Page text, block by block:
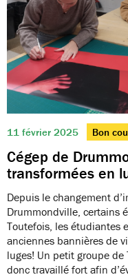
11 février 2025 Bon
Cégep de
transformées en
Depuis le changement
Drummondville, certains
Toutefois, les étudiantes
anciennes bannières de
luges! Un petit groupe de
donc travaillé fort afin